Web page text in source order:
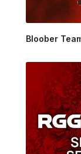
Bloober